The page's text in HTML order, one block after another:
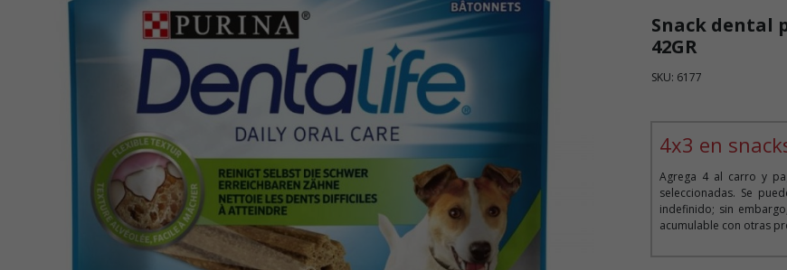
Snack dental
42GR
SKU: 6177
4x3 en
Agrega 4 al carro y
seleccionadas. Se
indefinido; sin
acumulable con otras